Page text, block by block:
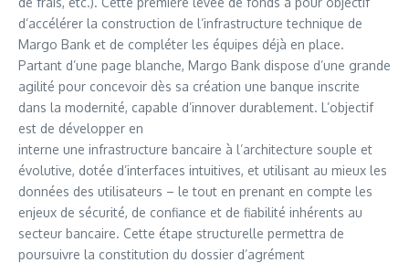
d’accélérer la construction de l’infrastructure technique de
Margo Bank et de compléter les équipes déjà en place.
Partant d’une page blanche, Margo Bank dispose d’une grande
agilité pour concevoir dès sa création une banque inscrite
dans la modernité, capable d’innover durablement. L’objectif
est de développer en
interne une infrastructure bancaire à l’architecture souple et
évolutive, dotée d’interfaces intuitives, et utilisant au mieux les
données des utilisateurs – le tout en prenant en compte les
enjeux de sécurité, de confiance et de fiabilité inhérents au
secteur bancaire. Cette étape structurelle permettra de
poursuivre la constitution du dossier d’agrément